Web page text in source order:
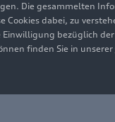
Die gesammelten
Cookies dabei, zu
Einwilligung bezüglich
finden Sie in unserer